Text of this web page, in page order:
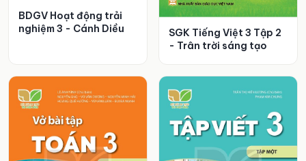
BDGV Hoạt động trải
nghiệm 3 - Cánh Diều
SGK Tiếng Việt 3 Tập 2
- Trân trời sáng tạo